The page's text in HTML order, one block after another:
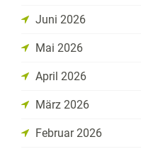
Juni 2026
Mai 2026
April 2026
März 2026
Februar 2026